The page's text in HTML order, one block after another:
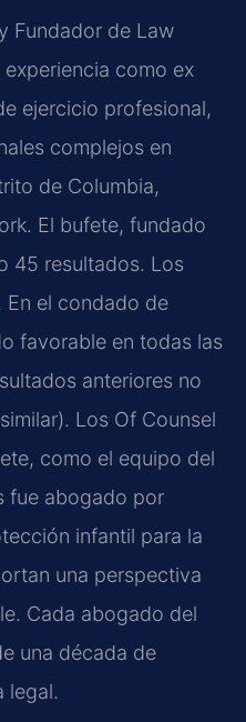
Fundador de Law
experiencia como ex
ejercicio profesional,
complejos en
de Columbia,
El bufete, fundado
45 resultados. Los
En el condado de
favorable en todas las
anteriores no
Los Of Counsel
como el equipo del
fue abogado por
infantil para la
una perspectiva
Cada abogado del
una década de
legal.